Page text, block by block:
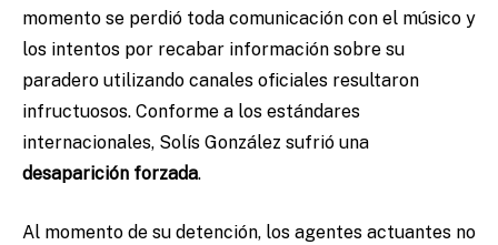
momento se perdió toda comunicación con el músico y
los intentos por recabar información sobre su
paradero utilizando canales oficiales resultaron
infructuosos. Conforme a los estándares
internacionales, Solís González sufrió una
desaparición forzada.
Al momento de su detención, los agentes actuantes no